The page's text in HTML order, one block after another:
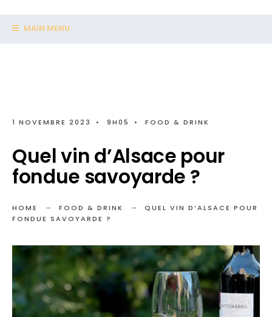
MAIN MENU
1 NOVEMBRE 2023 • 9H05 • FOOD & DRINK
Quel vin d’Alsace pour
fondue savoyarde ?
HOME FOOD & DRINK
QUEL VIN D’ALSACE POUR
FONDUE SAVOYARDE ?